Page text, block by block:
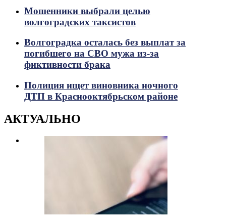
Мошенники выбрали целью
волгоградских таксистов
Волгоградка осталась без выплат за
погибшего на СВО мужа из-за
фиктивности брака
Полиция ищет виновника ночного
ДТП в Краснооктябрьском районе
АКТУАЛЬНО